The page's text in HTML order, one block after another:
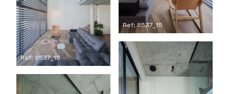
Ref: 8537_15
Ref: 8537_16